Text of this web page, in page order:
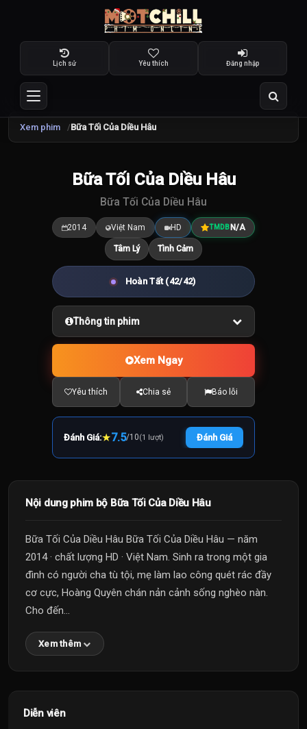
Lịch sử Yêu thích Đăng nhập
Xem phim Bữa Tối Của Diều Hâu
7.5 /10
Bữa Tối Của Diều Hâu
Bữa Tối Của Diều Hâu
2014 Việt Nam HD TMDB N/A
Tâm Lý Tình Cảm
Hoàn Tất (42/42)
Thông tin phim
Xem Ngay
Yêu thích Chia sẻ Báo lỗi
Đánh Giá:★7.5/10(1 lượt) Đánh Giá
Nội dung phim bộ Bữa Tối Của Diều Hâu
Bữa Tối Của Diều Hâu Bữa Tối Của Diều Hâu — năm
2014 · chất lượng HD · Việt Nam. Sinh ra trong một gia
đình có người cha tù tội, mẹ làm lao công quét rác đầy
cơ cực, Hoàng Quyên chán nản cảnh sống nghèo nàn.
Cho đến...
Xem thêm
Diễn viên